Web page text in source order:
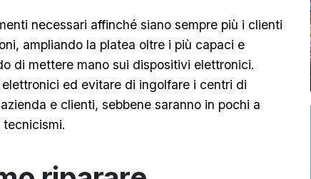
necessari affinché siano sempre più i clienti
ampliando la platea oltre i più capaci e
di mettere mano sui dispositivi elettronici.
ed evitare di ingolfare i centri di
e clienti, sebbene saranno in pochi a